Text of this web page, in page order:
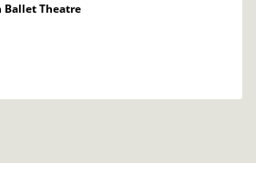
Ballet Theatre